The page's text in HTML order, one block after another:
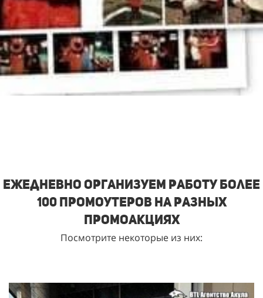
Ежедневно организуем работу более
100 промоутеров на разных
промоакциях
Посмотрите некоторые из них: